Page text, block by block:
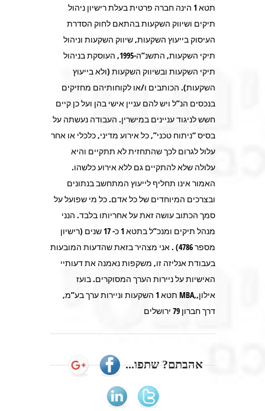
תטא 1 הינה חברה פרטית בעלת רישיון ניהול
תיקים ושיווק השקעות בהתאם לחוק הסדרת
העיסוק בייעוץ השקעות, שיווק השקעות וניהול
תיקי השקעות, התשנ”ה-1995, העוסקת בניהול
תיקי השקעות ובשיווק השקעות (ולא בייעוץ
השקעות). הכותבים ו/או לקוחותיהם מחזיקים
בנכסים הנ”ל ויש להם עניין אישי בהן ועל כן קיים
חשש לניגוד עניינים במישרין. העבודה נעשתה על
בסיס “ניתוח טכני”, כל אירוע מדיני, כלכלי או אחר
עלול לגרום לכך שהתחזית לא תתקיים והיא
עלולה שלא להתקיים גם ללא אירוע כלשהו.
האמור אינו תחליף לייעוץ המתחשב בנתונים
ובצרכים המיוחדים של כל אדם. כל מי שפועל על
סמך הכתוב עושה זאת על אחריותו בלבד. הנני
מנהל תיקים ומנכ”ל בתטא 1 כ- 17 שנים (רישיון
מספר 4786) . אני מצהיר בזאת שהדעות המובעות
בעבודת אנליזה זו, משקפות נאמנה את דעותיי
האישיות על ניירות הערך המסוקרים. בועז
אילון,,MBA תטא 1 השקעות וניירות ערך בע”מ,
דרך חברון 79 ירושלים
אהבתם? שתפו...